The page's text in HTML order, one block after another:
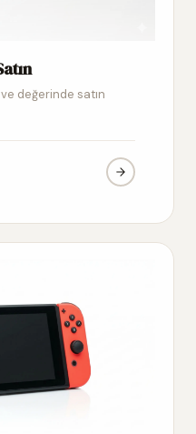
ve değerinde satın